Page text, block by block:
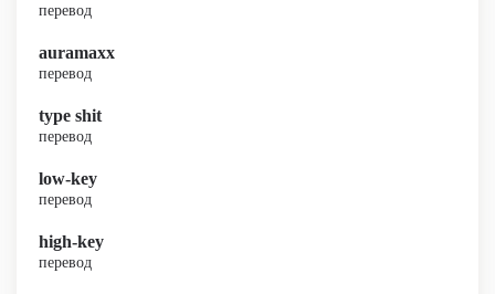
перевод
auramaxx
перевод
type shit
перевод
low-key
перевод
high-key
перевод